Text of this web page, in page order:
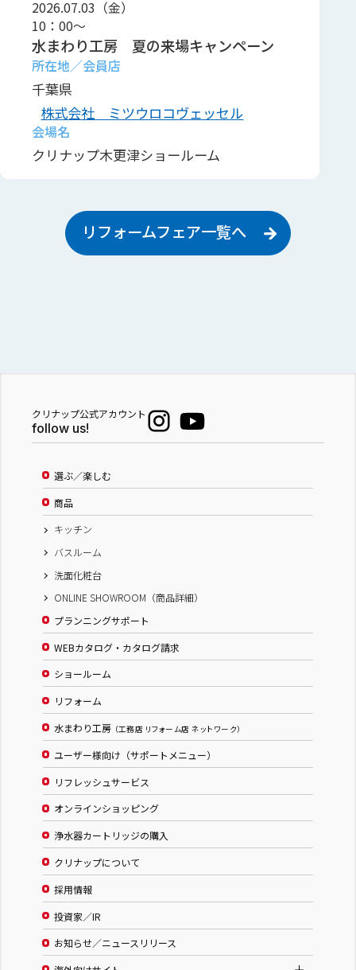
2026.07.03（金）
10：00～
水まわり工房 夏の来場キャンペーン
千葉県
株式会社 ミツウロコヴェッセル
クリナップ木更津ショールーム
リフォームフェア一覧へ
クリナップ公式アカウント
follow us!
選ぶ／楽しむ
商品
キッチン
バスルーム
洗面化粧台
ONLINE SHOWROOM（商品詳細）
プランニングサポート
WEBカタログ・カタログ請求
ショールーム
リフォーム
水まわり工房 （工務店 リフォーム店 ネットワーク）
ユーザー様向け（サポートメニュー）
リフレッシュサービス
オンラインショッピング
浄水器カートリッジの購入
クリナップについて
採用情報
投資家／IR
お知らせ／ニュースリリース